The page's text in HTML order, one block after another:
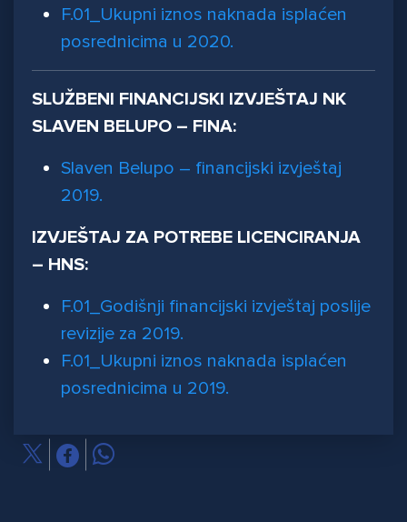
F.01_Ukupni iznos naknada isplaćen
posrednicima u 2020.
SLUŽBENI FINANCIJSKI IZVJEŠTAJ NK
SLAVEN BELUPO – FINA:
Slaven Belupo – financijski izvještaj
2019.
IZVJEŠTAJ ZA POTREBE LICENCIRANJA
– HNS:
F.01_Godišnji financijski izvještaj poslije
revizije za 2019.
F.01_Ukupni iznos naknada isplaćen
posrednicima u 2019.